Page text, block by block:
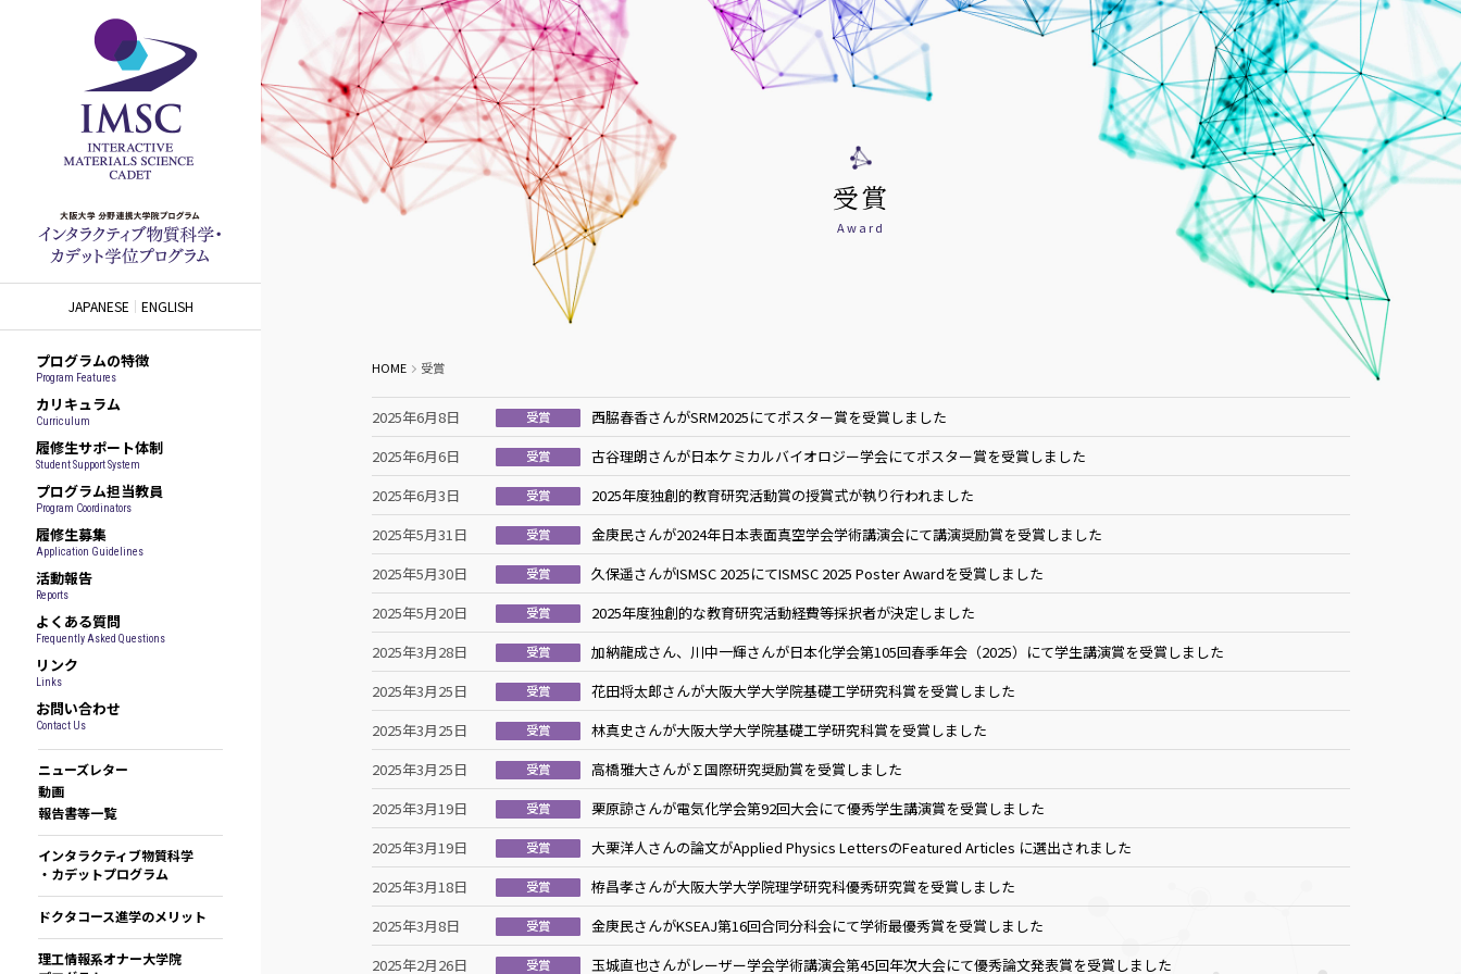
JAPANESE ENGLISH
プログラムの特徴
Program Features
カリキュラム
Curriculum
履修生サポート体制
Student Support System
プログラム担当教員
Program Coordinators
履修生募集
Application Guidelines
活動報告
Reports
よくある質問
Frequently Asked Questions
リンク
Links
お問い合わせ
Contact Us
ニューズレター
動画
報告書等一覧
インタラクティブ物質科学
・カデットプログラム
ドクタコース進学のメリット
理工情報系オナー大学院
受賞
Award
HOME 受賞
2025年6月8日 受賞
西脇春香さんがSRM2025にてポスター賞を受賞しました
2025年6月6日
受賞
古谷理朗さんが日本ケミカルバイオロジー学会にてポスター賞を受賞しました
2025年6月3日
受賞
2025年度独創的教育研究活動賞の授賞式が執り行われました
2025年5月31日
受賞
金庚民さんが2024年日本表面真空学会学術講演会にて講演奨励賞を受賞しました
2025年5月30日
受賞
久保遥さんがISMSC 2025にてISMSC 2025 Poster Awardを受賞しました
2025年5月20日
受賞
2025年度独創的な教育研究活動経費等採択者が決定しました
2025年3月28日
受賞
加納龍成さん、川中一輝さんが日本化学会第105回春季年会（2025）にて学生講演賞を受賞しました
2025年3月25日
受賞
花田将太郎さんが大阪大学大学院基礎工学研究科賞を受賞しました
2025年3月25日
受賞
林真史さんが大阪大学大学院基礎工学研究科賞を受賞しました
2025年3月25日
受賞
高橋雅大さんが∑国際研究奨励賞を受賞しました
2025年3月19日
受賞
栗原諒さんが電気化学会第92回大会にて優秀学生講演賞を受賞しました
2025年3月19日
受賞
大栗洋人さんの論文がApplied Physics LettersのFeatured Articles に選出されました
2025年3月18日
受賞
栫昌孝さんが大阪大学大学院理学研究科優秀研究賞を受賞しました
2025年3月8日
受賞
金庚民さんがKSEAJ第16回合同分科会にて学術最優秀賞を受賞しました
2025年2月26日
受賞 玉城直也さんがレーザー学会学術講演会第45回年次大会にて優秀論文発表賞を受賞しました